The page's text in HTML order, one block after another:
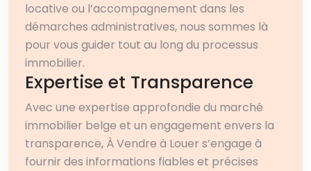
locative ou l’accompagnement dans les
démarches administratives, nous sommes là
pour vous guider tout au long du processus
immobilier.
Expertise et Transparence
Avec une expertise approfondie du marché
immobilier belge et un engagement envers la
transparence, À Vendre à Louer s’engage à
fournir des informations fiables et précises